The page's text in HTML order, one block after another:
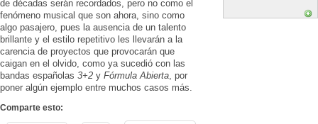
de décadas serán recordados, pero no como el
fenómeno musical que son ahora, sino como
algo pasajero, pues la ausencia de un talento
brillante y el estilo repetitivo les llevarán a la
carencia de proyectos que provocarán que
caigan en el olvido, como ya sucedió con las
bandas españolas 3+2 y Fórmula Abierta , por
poner algún ejemplo entre muchos casos más.
Comparte esto: